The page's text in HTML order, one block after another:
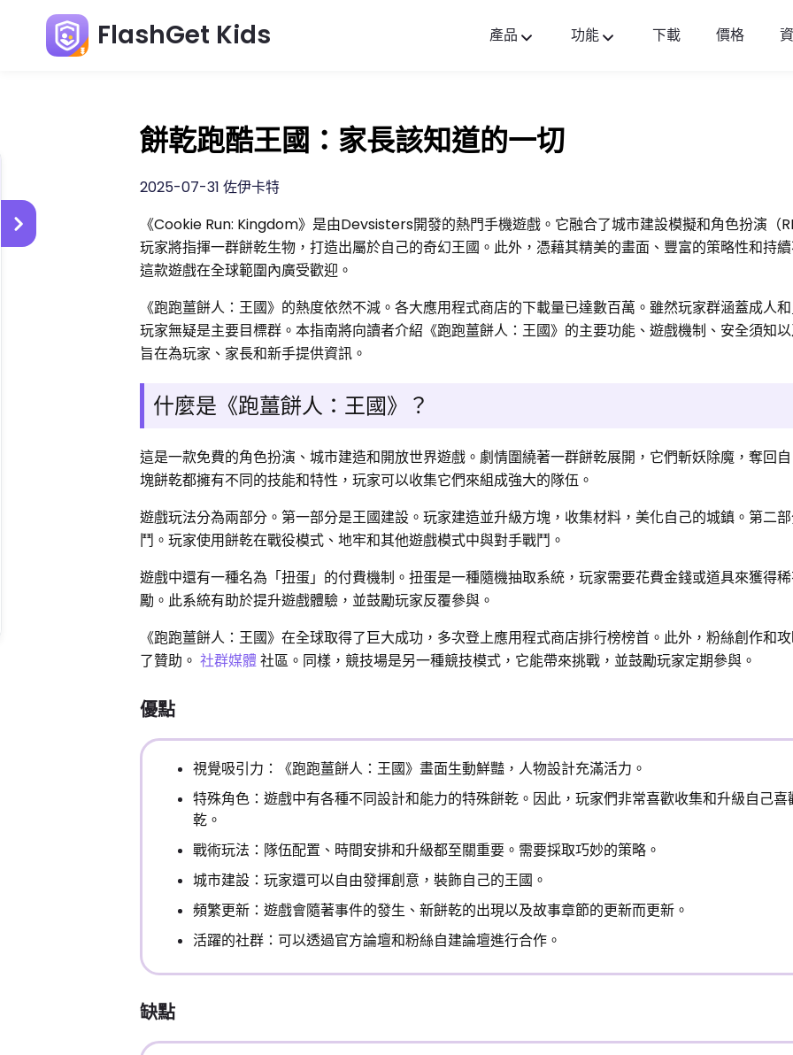
FlashGet Kids 產品
FlashGet Finder
功能 下載 價格
餅乾跑酷王國：家長該知道的一切
2025-07-31 佐伊卡特
《Cookie Run: Kingdom》是由Devsisters開發的熱門手機遊戲。它融合了城市建設模擬和角色扮演（
玩家將指揮一群餅乾生物，打造出屬於自己的奇幻王國。此外，憑藉其精美的畫面、豐富的策略性和持
這款遊戲在全球範圍內廣受歡迎。
《跑跑薑餅人：王國》的熱度依然不減。各大應用程式商店的下載量已達數百萬。雖然玩家群涵蓋成人
玩家無疑是主要目標群。本指南將向讀者介紹《跑跑薑餅人：王國》的主要功能、遊戲機制、安全須知
旨在為玩家、家長和新手提供資訊。
什麼是《跑薑餅人：王國》？
這是一款免費的角色扮演、城市建造和開放世界遊戲。劇情圍繞著一群餅乾展開，它們斬妖除魔，奪回
塊餅乾都擁有不同的技能和特性，玩家可以收集它們來組成強大的隊伍。
遊戲玩法分為兩部分。第一部分是王國建設。玩家建造並升級方塊，收集材料，美化自己的城鎮。第二
鬥。玩家使用餅乾在戰役模式、地牢和其他遊戲模式中與對手戰鬥。
遊戲中還有一種名為「扭蛋」的付費機制。扭蛋是一種隨機抽取系統，玩家需要花費金錢或道具來獲得
勵。此系統有助於提升遊戲體驗，並鼓勵玩家反覆參與。
《跑跑薑餅人：王國》在全球取得了巨大成功，多次登上應用程式商店排行榜榜首。此外，粉絲創作和
了贊助。社群媒體社區。同樣，競技場是另一種競技模式，它能帶來挑戰，並鼓勵玩家定期參與。
優點
視覺吸引力：《跑跑薑餅人：王國》畫面生動鮮豔，人物設計充滿活力。
特殊角色：遊戲中有各種不同設計和能力的特殊餅乾。因此，玩家們非常喜歡收集和升級自己喜
乾。
戰術玩法：隊伍配置、時間安排和升級都至關重要。需要採取巧妙的策略。
城市建設：玩家還可以自由發揮創意，裝飾自己的王國。
頻繁更新：遊戲會隨著事件的發生、新餅乾的出現以及故事章節的更新而更新。
活躍的社群：可以透過官方論壇和粉絲自建論壇進行合作。
缺點